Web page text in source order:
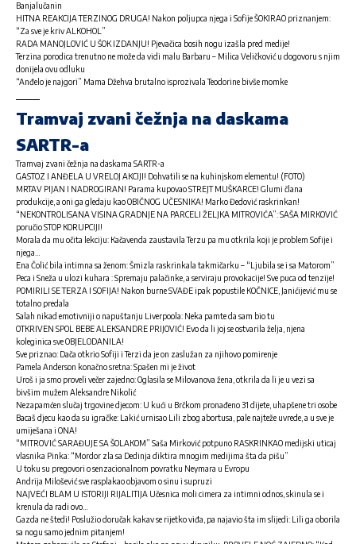
Banjalučanin
HITNA REAKCIJA TERZINOG DRUGA! Nakon poljupca njega i Sofije ŠOKIRAO priznanjem:
“Za sve je kriv ALKOHOL”
RADA MANOJLOVIĆ U ŠOK IZDANJU! Pjevačica bosih nogu izašla pred medije!
Terzina porodica trenutno ne može da vidi malu Barbaru – Milica Veličković u dogovoru s njim
donijela ovu odluku
“Anđelo je najgori” Mama Džehva brutalno isprozivala Teodorine bivše momke
Tramvaj zvani čežnja na daskama
SARTR-a
Tramvaj zvani čežnja na daskama SARTR-a
GASTOZ I ANĐELA U VRELOJ AKCIJI! Dohvatili se na kuhinjskom elementu! (FOTO)
MRTAV PIJAN I NADROGIRAN! Parama kupovao STREJT MUŠKARCE! Glumi člana
produkcije, a oni ga gledaju kao OBIČNOG UČESNIKA! Marko Đedović raskrinkan!
“NEKONTROLISANA VISINA GRADNJE NA PARCELI ŽELJKA MITROVIĆA”: SAŠA MIRKOVIĆ
poručio STOP KORUPCIJI!
Morala da mu očita lekciju: Kačavenda zaustavila Terzu pa mu otkrila koji je problem Sofije i
njega…
Ena Čolić bila intimna sa ženom: Šmizla raskrinkala takmičarku – “Ljubila se i sa Matorom”
Peca i Sneža u ulozi kuhara : Spremaju palačinke, a serviraju provokacije! Sve puca od tenzije!
POMIRILI SE TERZA I SOFIJA! Nakon burne SVAĐE ipak popustile KOČNICE, Janićijević mu se
totalno predala
Salah nikad emotivniji o napuštanju Liverpoola: Neka pamte da sam bio tu
OTKRIVEN SPOL BEBE ALEKSANDRE PRIJOVIĆ! Evo da li joj se ostvarila želja, njena
koleginica sve OBJELODANILA!
Sve priznao: Dača otkrio Sofiji i Terzi da je on zaslužan za njihovo pomirenje
Pamela Anderson konačno sretna: Spašen mi je život
Uroš i ja smo proveli večer zajedno: Oglasila se Milovanova žena, otkrila da li je u vezi sa
bivšim mužem Aleksandre Nikolić
Nezapamćen slučaj trgovine djecom: U kući u Brčkom pronađeno 31 dijete, uhapšene tri osobe
Bacaš djecu kao da su igračke: Lakić urnisao Lili zbog abortusa, pale najteže uvrede, a u sve je
umiješana i ONA!
“MITROVIĆ SARAĐUJE SA ŠOLAKOM” Saša Mirković potpuno RASKRINKAO medijski uticaj
vlasnika Pinka: “Mordor zla sa Dedinja diktira mnogim medijima šta da pišu”
U toku su pregovori o senzacionalnom povratku Neymara u Evropu
Andrija Milošević sve rasplakao objavom o sinu i supruzi
NAJVEĆI BLAM U ISTORIJI RIJALITIJA Učesnica moli cimera za intimni odnos, skinula se i
krenula da radi ovo…
Gazda ne štedi! Poslužio doručak kakav se rijetko viđa, pa najavio šta im slijedi: Lili ga oborila
sa nogu samo jednim pitanjem!